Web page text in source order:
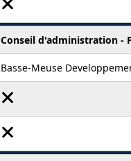
Conseil d'administration -
Basse-Meuse